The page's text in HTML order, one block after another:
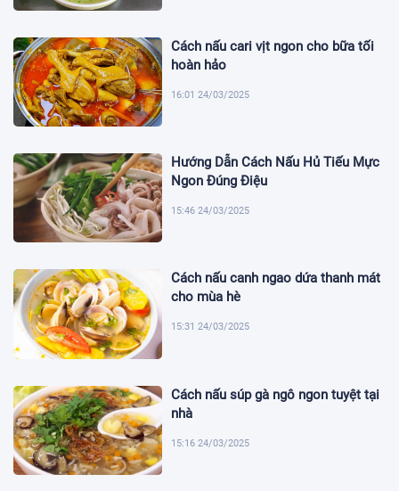
Cách nấu cari vịt ngon cho bữa tối
hoàn hảo
16:01 24/03/2025
Hướng Dẫn Cách Nấu Hủ Tiếu Mực
Ngon Đúng Điệu
15:46 24/03/2025
Cách nấu canh ngao dứa thanh mát
cho mùa hè
15:31 24/03/2025
Cách nấu súp gà ngô ngon tuyệt tại
nhà
15:16 24/03/2025